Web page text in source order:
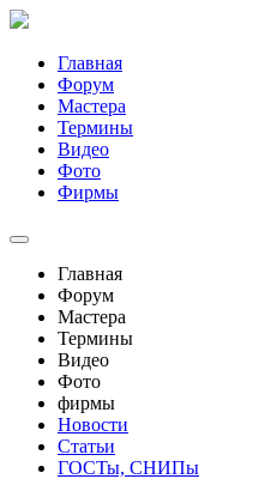
Главная
Форум
Мастера
Термины
Видео
Фото
Фирмы
Главная
Форум
Мастера
Термины
Видео
Фото
фирмы
Новости
Статьи
ГОСТы, СНИПы